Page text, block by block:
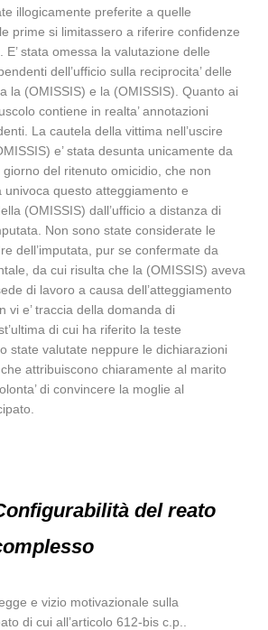
illogicamente preferite a quelle
prime si limitassero a riferire confidenze
stata omessa la valutazione delle
dell’ufficio sulla reciprocita’ delle
la (OMISSIS) e la (OMISSIS). Quanto ai
contiene in realta’ annotazioni
La cautela della vittima nell’uscire
e’ stata desunta unicamente da
del ritenuto omicidio, che non
univoca questo atteggiamento e
(OMISSIS) dall’ufficio a distanza di
Non sono state considerate le
dell’imputata, pur se confermate da
da cui risulta che la (OMISSIS) aveva
di lavoro a causa dell’atteggiamento
vi e’ traccia della domanda di
di cui ha riferito la teste
state valutate neppure le dichiarazioni
attribuiscono chiaramente al marito
di convincere la moglie al
del reato
e vizio motivazionale sulla
di cui all’articolo 612-bis c.p..